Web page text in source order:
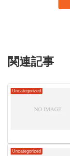
関連記事
Uncategorized
Uncategorized